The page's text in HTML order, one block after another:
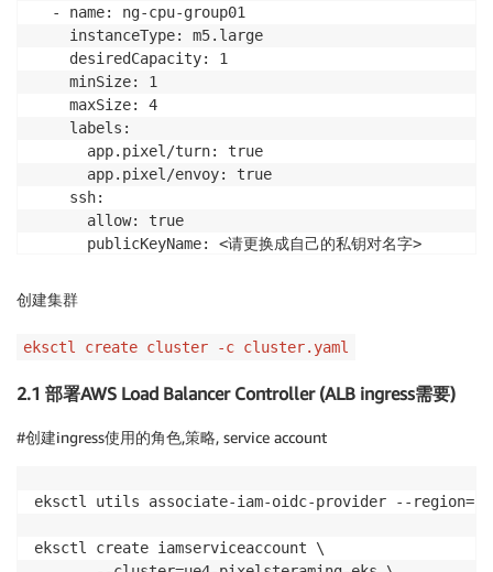
  - name: ng-cpu-group01
    instanceType: m5.large
    desiredCapacity: 1
    minSize: 1
    maxSize: 4
    labels:
      app.pixel/turn: true
      app.pixel/envoy: true
    ssh:
      allow: true
      publicKeyName: <请更换成自己的私钥对名字>
    instanceType: g4dn.xlarge
    desiredCapacity: 1
    minSize: 1
    labels:
       app.pixel/streamer: true
    taints:
       app.pixel/streamer: "true:NoSchedule"
      allow: true
创建集群
eksctl create cluster -c cluster.yaml
2.1 部署AWS Load Balancer Controller (ALB ingress需要)
#创建ingress使用的角色,策略, service account
eksctl utils associate-iam-oidc-provider --
eksctl create iamserviceaccount \